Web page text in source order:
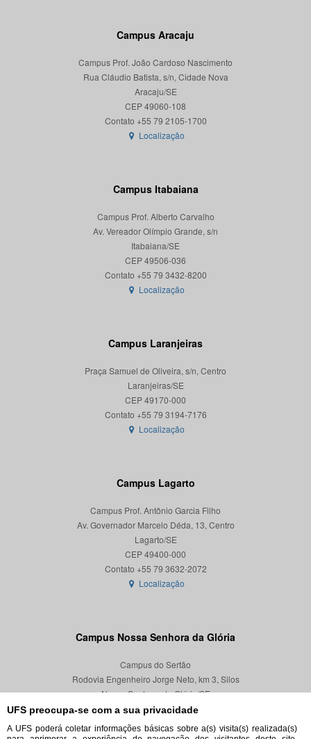
UFS preocupa-se com a sua privacidade
A UFS poderá coletar informações básicas sobre a(s) visita(s) realizada(s)
Campus Aracaju
Campus Prof. João Cardoso Nascimento
Rua Cláudio Batista, s/n, Cidade Nova
Aracaju/SE
CEP 49060-108
Localização
Campus Itabaiana
Campus Prof. Alberto Carvalho
Av. Vereador Olímpio Grande, s/n
Itabaiana/SE
CEP 49506-036
Localização
Campus Laranjeiras
Praça Samuel de Oliveira, s/n, Centro
Laranjeiras/SE
CEP 49170-000
Localização
Campus Lagarto
Campus Prof. Antônio Garcia Filho
Av. Governador Marcelo Déda, 13, Centro
Lagarto/SE
CEP 49400-000
Localização
Campus Nossa Senhora da Glória
Campus do Sertão
Rodovia Engenheiro Jorge Neto, km 3, Silos
Nossa Senhora da Glória/SE
CEP 49680-000